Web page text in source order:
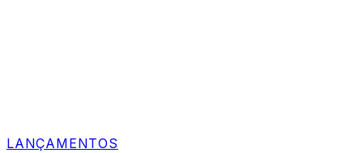
LANÇAMENTOS